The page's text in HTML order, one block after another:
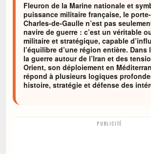
Fleuron de la Marine nationale et
puissance militaire française, le
Charles-de-Gaulle n’est pas
navire de guerre : c’est un véritable
militaire et stratégique, capable
l’équilibre d’une région entière.
la guerre autour de l’Iran et des
Orient, son déploiement en
répond à plusieurs logiques
histoire, stratégie et défense des
PUBLICITÉ